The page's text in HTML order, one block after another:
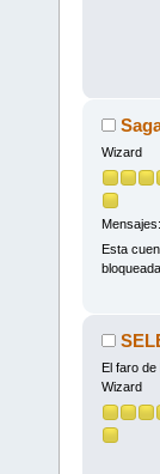
Wizard
Esta
bloqueada.
El faro
Wizard